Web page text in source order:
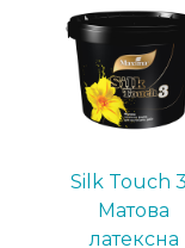
Silk Touch 3 |
Матова
латексна